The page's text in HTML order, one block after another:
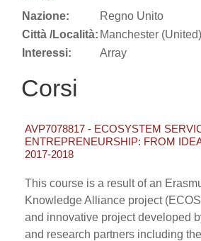
Nazione:
Regno Unito
Città /Località: Manchester (United)
Interessi:
Array
Corsi
AVP7078817 - ECOSYSTEM
ENTREPRENEURSHIP: FROM
2017-2018
This course is a result of an
Knowledge Alliance project
and innovative project developed
and research partners including